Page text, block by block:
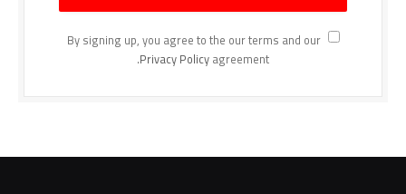
By signing up, you agree to the our terms and our
Privacy Policyagreement.